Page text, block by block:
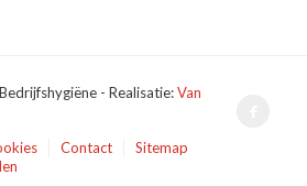
- Realisatie:Van
Contact
Sitemap